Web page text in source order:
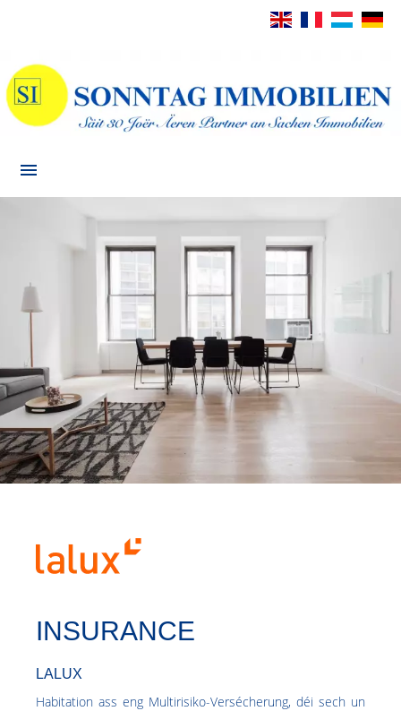
INSURANCE
LALUX
Habitation ass eng Multirisiko-Versécherung, déi sech un